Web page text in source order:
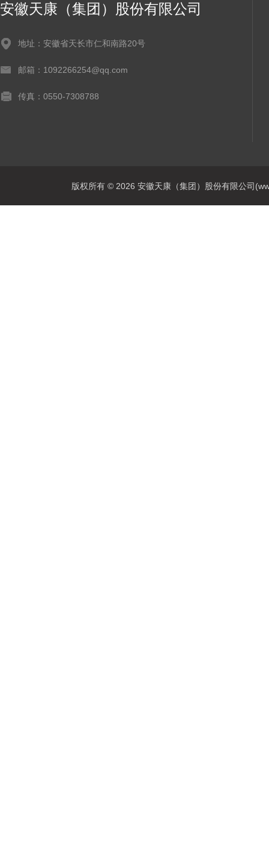
安徽天康（集团）股份有限公司
地址：安徽省天长市仁和南路20号
邮箱：1092266254@qq.com
传真：0550-7308788
版权所有 © 2026 安徽天康（集团）股份有限公司